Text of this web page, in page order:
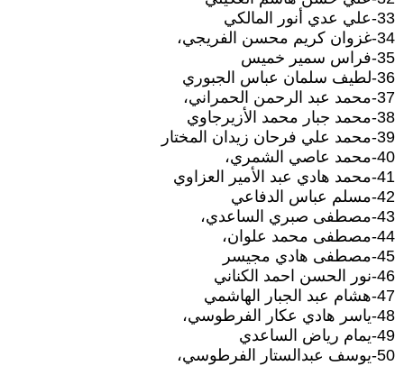
33-علي عدي أنور المالكي
34-غزوان كريم محسن الفريجي،
35-فراس سمير خميس
36-لطيف سلمان عباس الجبوري
37-محمد عبد الرحمن الحمراني،
38-محمد جبار محمد الأزيرجاوي
39-محمد علي فرحان زيدان المختار
40-محمد عاصي الشمري،
41-محمد هادي عبد الأمير العزاوي
42-مسلم عباس الدفاعي
43-مصطفى صبري الساعدي،
44-مصطفى محمد علوان،
45-مصطفى هادي مجيسر
46-نور الحسن احمد الكناني
47-هشام عبد الجبار الهاشمي
48-ياسر هادي عكار الفرطوسي،
49-يمام رياض الساعدي
50-يوسف عبدالستار الفرطوسي،